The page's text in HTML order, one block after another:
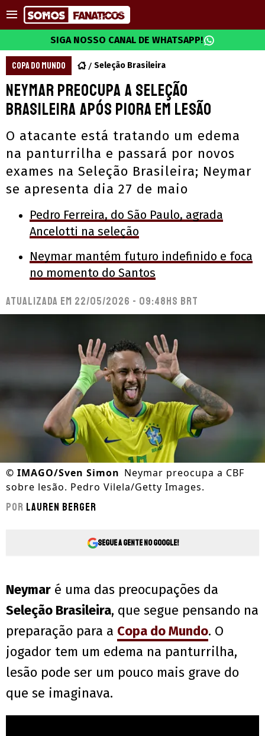
SIGA NOSSO CANAL DE WHATSAPP!
COPA DO MUNDO Seleção Brasileira
Neymar preocupa a Seleção
Brasileira após piora em lesão
O atacante está tratando um edema
na panturrilha e passará por novos
exames na Seleção Brasileira; Neymar
se apresenta dia 27 de maio
Pedro Ferreira, do São Paulo, agrada
Ancelotti na seleção
Neymar mantém futuro indefinido e foca
no momento do Santos
Atualizada em 22/05/2026 - 09:48hs BRT
© IMAGO/Sven Simon Neymar preocupa a CBF
sobre lesão. Pedro Vilela/Getty Images.
Por Lauren Berger
Segue a gente no Google!
Neymar é uma das preocupações da
Seleção Brasileira, que segue pensando na
preparação para a Copa do Mundo. O
jogador tem um edema na panturrilha,
lesão pode ser um pouco mais grave do
que se imaginava.